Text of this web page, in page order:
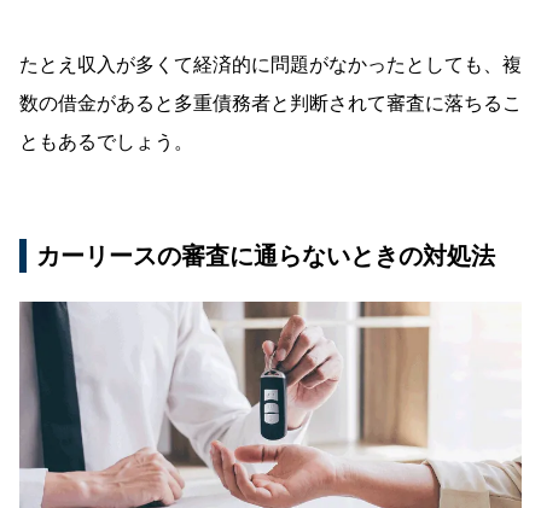
たとえ収入が多くて経済的に問題がなかったとしても、複
数の借金があると多重債務者と判断されて審査に落ちるこ
ともあるでしょう。
カーリースの審査に通らないときの対処法